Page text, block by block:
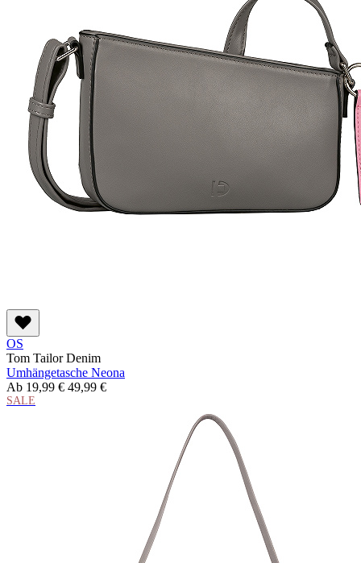
OS
Tom Tailor Denim
Umhängetasche Neona
Ab 19,99 € 49,99 €
SALE